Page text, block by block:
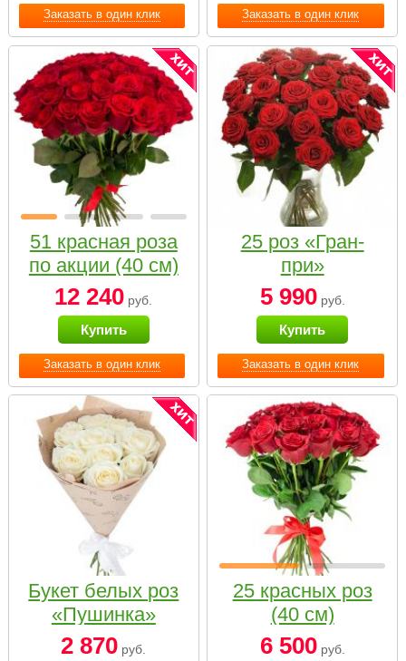
Заказать в один клик Заказать в один клик
Заказать в один клик
51 красная роза
по акции (40 см)
12 240 руб.
Купить
Заказать в один клик
25 роз «Гран-
при»
5 990руб.
Купить
Букет белых роз
«Пушинка»
2 870 руб.
25 красных роз
(40 см)
6 500руб.